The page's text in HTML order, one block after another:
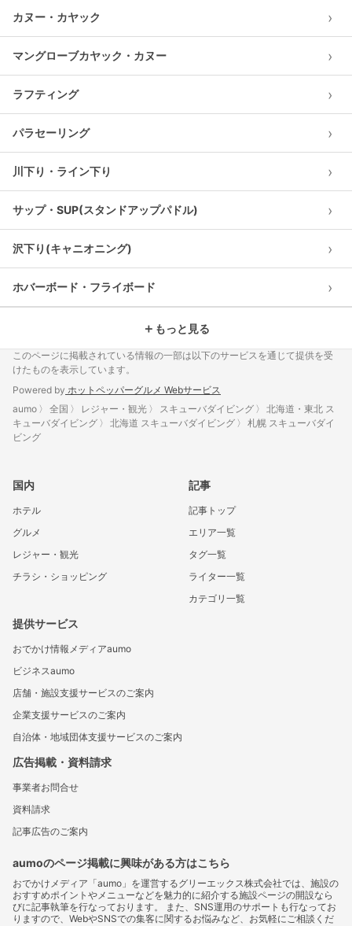
カヌー・カヤック ›
マングローブカヤック・カヌー ›
ラフティング ›
パラセーリング ›
川下り・ライン下り ›
サップ・SUP(スタンドアップパドル) ›
沢下り(キャニオニング) ›
ホバーボード・フライボード ›
＋ もっと見る
このページに掲載されている情報の一部は以下のサービスを通じて提供を受
けたものを表示しています。
Powered by ホットペッパーグルメ Webサービス
aumo
全国 レジャー・観光 スキューバダイビング
北海道・東北 ス
キューバダイビング
北海道 スキューバダイビング
札幌 スキューバダイ
ビング
国内
ホテル
グルメ
レジャー・観光
チラシ・ショッピング
記事
記事トップ
エリア一覧
タグ一覧
ライター一覧
カテゴリ一覧
提供サービス
おでかけ情報メディアaumo
ビジネスaumo
店舗・施設支援サービスのご案内
企業支援サービスのご案内
自治体・地域団体支援サービスのご案内
広告掲載・資料請求
事業者お問合せ
資料請求
記事広告のご案内
aumoのページ掲載に興味がある方はこちら
おでかけメディア「aumo」を運営するグリーエックス株式会社では、施設の
おすすめポイントやメニューなどを魅力的に紹介する施設ページの開設なら
びに記事執筆を行なっております。 また、SNS運用のサポートも行なってお
りますので、WebやSNSでの集客に関するお悩みなど、お気軽にご相談くだ